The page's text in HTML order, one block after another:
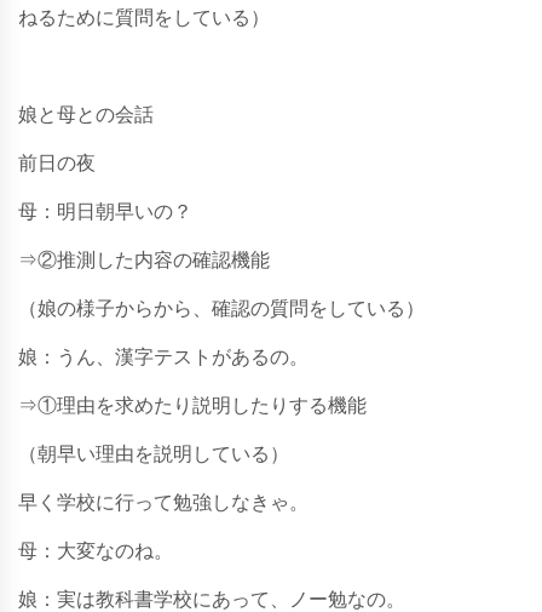
ねるために質問をしている）
娘と母との会話
前日の夜
母：明日朝早いの？
⇒②推測した内容の確認機能
（娘の様子からから、確認の質問をしている）
娘：うん、漢字テストがあるの。
⇒①理由を求めたり説明したりする機能
（朝早い理由を説明している）
早く学校に行って勉強しなきゃ。
母：大変なのね。
娘：実は教科書学校にあって、ノー勉なの。